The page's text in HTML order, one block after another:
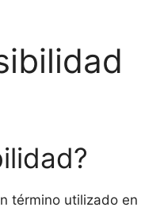
término utilizado en